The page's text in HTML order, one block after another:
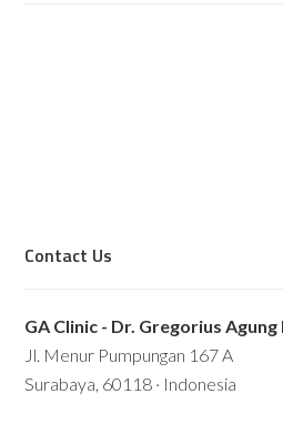
Contact Us
GA Clinic - Dr. Gregorius Agung
Jl. Menur Pumpungan 167 A
Surabaya, 60118 · Indonesia